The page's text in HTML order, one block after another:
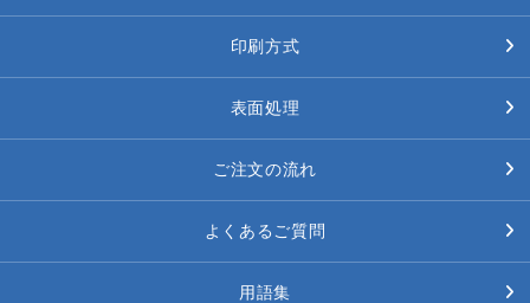
印刷方式
表面処理
ご注文の流れ
よくあるご質問
用語集